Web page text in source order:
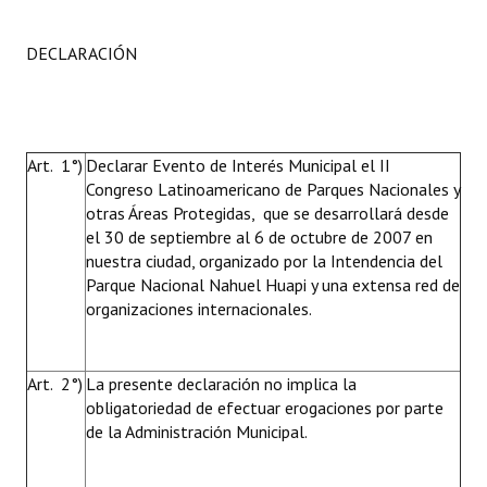
DECLARACIÓN
Art. 1°) Declarar Evento de Interés Municipal el II
Congreso Latinoamericano de Parques Nacionales y
otras Áreas Protegidas, que se desarrollará desde
el 30 de septiembre al 6 de octubre de 2007 en
nuestra ciudad, organizado por la Intendencia del
Parque Nacional Nahuel Huapi y una extensa red de
organizaciones internacionales.
Art. 2°) La presente declaración no implica la
obligatoriedad de efectuar erogaciones por parte
de la Administración Municipal.